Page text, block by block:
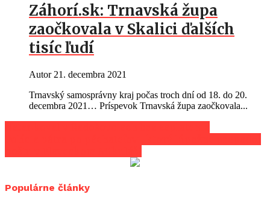
Záhorí.sk: Trnavská župa
zaočkovala v Skalici ďalších
tisíc ľudí
Autor 21. decembra 2021
Trnavský samosprávny kraj počas troch dní od 18. do 20.
decembra 2021… Príspevok Trnavská župa zaočkovala...
Populárne články